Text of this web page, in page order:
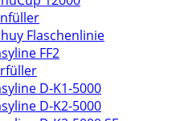
Flaschenlinie
FF2
D-K1-5000
D-K2-5000